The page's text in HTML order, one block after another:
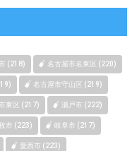
(218) 名古屋市名東区 (220)
名古屋市守山区 (219)
東区 (217) 瀬戸市 (222)
市 (223) 岐阜市 (217)
愛西市 (223)